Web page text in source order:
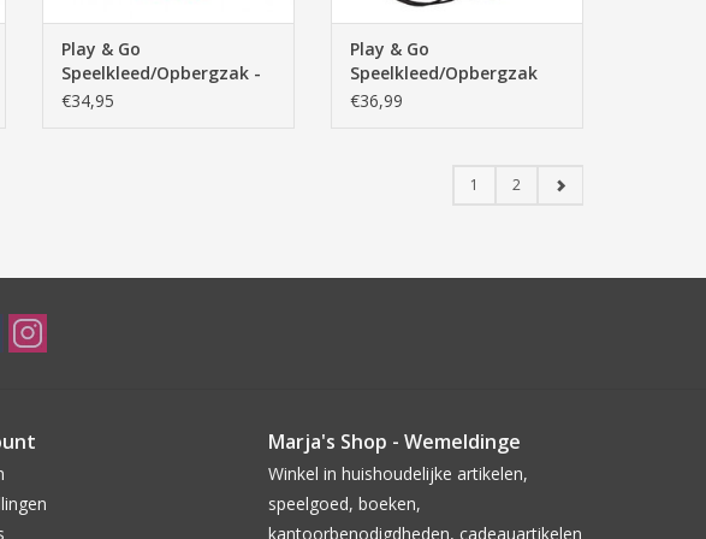
Play & Go
Speelkleed/Opbergzak -
Green Diamonds - 140cm
€34,95
Play & Go
Speelkleed/Opbergzak
Design - Panda - 140cm
€36,99
1 2
Marja's Shop - Wemeldinge
Winkel in huishoudelijke artikelen,
speelgoed, boeken,
kantoorbenodigdheden, cadeauartikelen